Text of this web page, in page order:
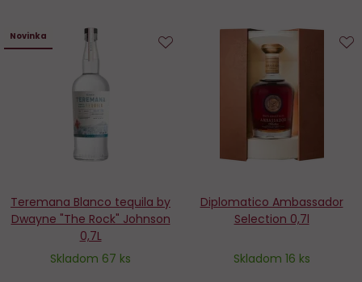
Novinka
Teremana Blanco tequila by
Dwayne "The Rock" Johnson
0,7L
Skladom 67 ks
Diplomatico Ambassador
Selection 0,7l
Skladom 16 ks